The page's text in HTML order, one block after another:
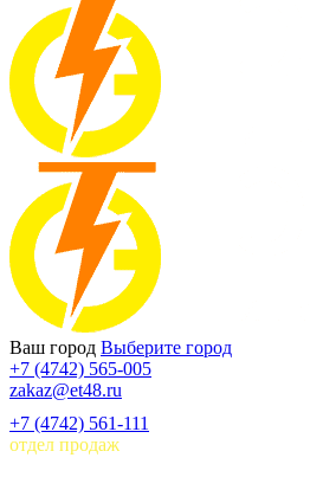
Ваш город Выберите город
+7 (4742) 565-005
zakaz@et48.ru
+7 (4742) 561-111
отдел продаж